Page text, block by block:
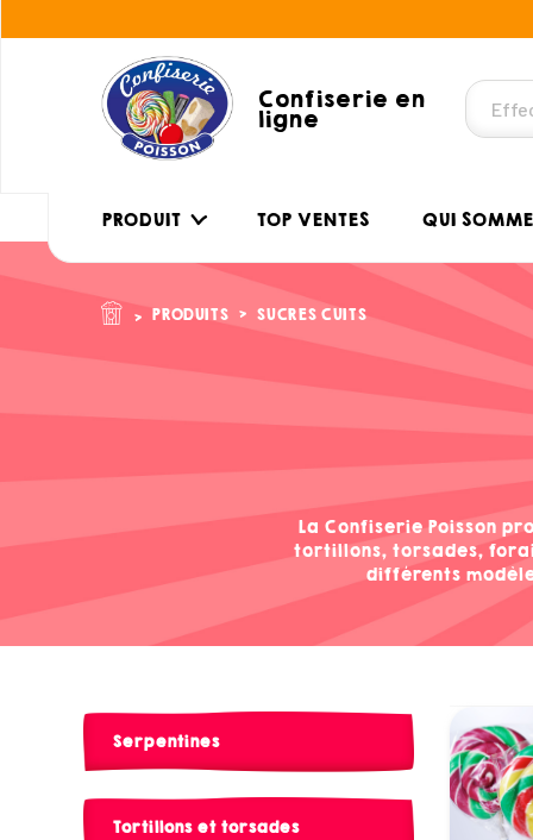
Confiserie en
ligne
PRODUIT TOP VENTES QUI
PRODUITS SUCRES CUITS
La Confiserie Poisson
tortillons, torsades,
différents
Serpentines
Tortillons et torsades